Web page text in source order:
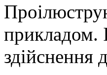
прикладом.
здійснення